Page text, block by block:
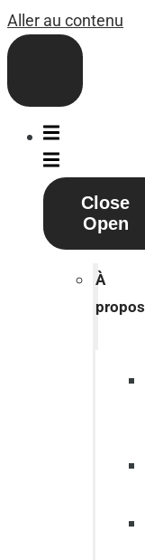
Aller au contenu
Close
Open
À
propos